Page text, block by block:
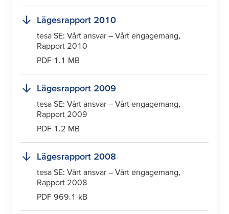
Lägesrapport 2010
tesa SE: Vårt ansvar – Vårt engagemang,
Rapport 2010
PDF 1.1 MB
Lägesrapport 2009
tesa SE: Vårt ansvar – Vårt engagemang,
Rapport 2009
PDF 1.2 MB
Lägesrapport 2008
tesa SE: Vårt ansvar – Vårt engagemang,
Rapport 2008
PDF 969.1 kB